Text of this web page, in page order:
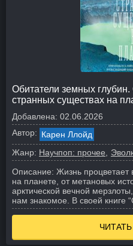
Обитатели земных
странных существах на
Добавлена: 02.06.2026
Автор: Карен Ллойд
Жанр: Научпоп: прочее
Описание: Жизнь процветает
на планете, от метановых
арктической вечной
нам знакомое. В своей книге